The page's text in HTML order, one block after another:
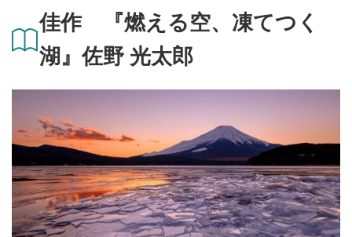
佳作 『燃える空、凍てつく
湖』佐野 光太郎